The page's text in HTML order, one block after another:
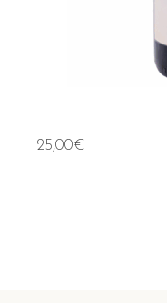
25,00€